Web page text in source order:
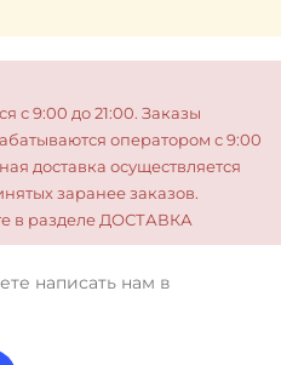
с 9:00 до 21:00. Заказы
оператором с 9:00
доставка осуществляется
заранее заказов.
в разделе ДОСТАВКА
написать нам в